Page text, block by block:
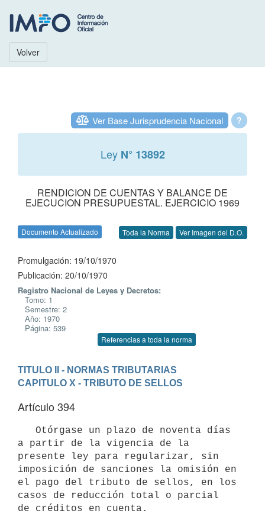
Volver
?
Ver Base Jurisprudencia Nacional
Ley N° 13892
RENDICION DE CUENTAS Y BALANCE DE
EJECUCION PRESUPUESTAL. EJERCICIO 1969
Documento Actualizado Toda la Norma Ver Imagen del D.O.
Promulgación: 19/10/1970
Publicación: 20/10/1970
Registro Nacional de Leyes y Decretos:
Tomo: 1
Semestre: 2
Año: 1970
Página: 539
Referencias a toda la norma
TITULO II - NORMAS TRIBUTARIAS
CAPITULO X - TRIBUTO DE SELLOS
Artículo 394
a partir de la vigencia de la
presente ley para regularizar, sin
imposición de sanciones la omisión en
el pago del tributo de sellos, en los
casos de reducción total o parcial
de créditos en cuenta.